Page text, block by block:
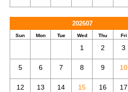
202607
Sun Mon Tue Wed Thu Fri
1 2 3
5 6 7 8 9 10
12 13 14 15 16 17